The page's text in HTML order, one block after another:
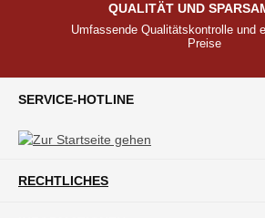
QUALITÄT UND
Umfassende Qualitätskontrolle und
Preise
SERVICE-HOTLINE
RECHTLICHES